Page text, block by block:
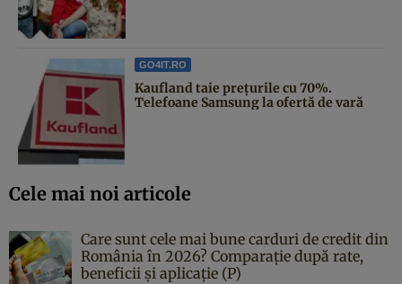
GO4IT.RO
Kaufland taie prețurile cu 70%.
Telefoane Samsung la ofertă de vară
Cele mai noi articole
Care sunt cele mai bune carduri de credit din
România în 2026? Comparație după rate,
beneficii și aplicație (P)